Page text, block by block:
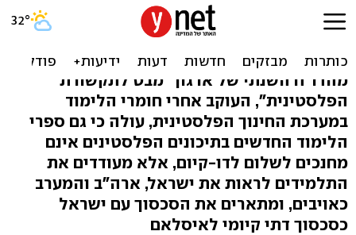
"ספרי לימוד פלסטינים
מציגים עולם בלי ישראל"
מהדו"ח השנתי של ארגון "מבט לתקשורת
הפלסטינית", העוקב אחרי חומרי הלימוד
במערכת החינוך הפלסטינית, עולה כי גם ספרי
הלימוד החדשים בתיכונים הפלסטינים אינם
מחנכים לשלום לדו-קיום, אלא מעודדים את
התלמידים לראות את ישראל, ארה"ב והמערב
כאויבים, ומתארים את הסכסוך עם ישראל
כסכסוך דתי קיומי לאיסלאם